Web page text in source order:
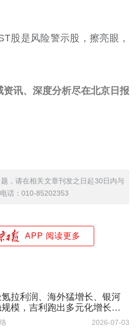
股是风险警示股，擦亮眼，
讯、深度分析尽在北京日报
，请在相关文章刊发之日起30日内与
话：010-85202353
APP 阅读更多
拉利润、海外猛增长、银河
模，吉利跑出多元化增长路
2026-07-03